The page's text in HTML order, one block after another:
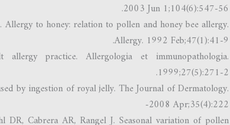
2003 Jun 1;104(6):547-56.
to honey: relation to pollen and honey bee allergy.
Allergy. 1992 Feb;47(1):41-9.
practice. Allergologia et immunopathologia.
1999;27(5):271-2.
by ingestion of royal jelly. The Journal of Dermatology.
2008 Apr;35(4):222-
Cabrera AR, Rangel J. Seasonal variation of pollen